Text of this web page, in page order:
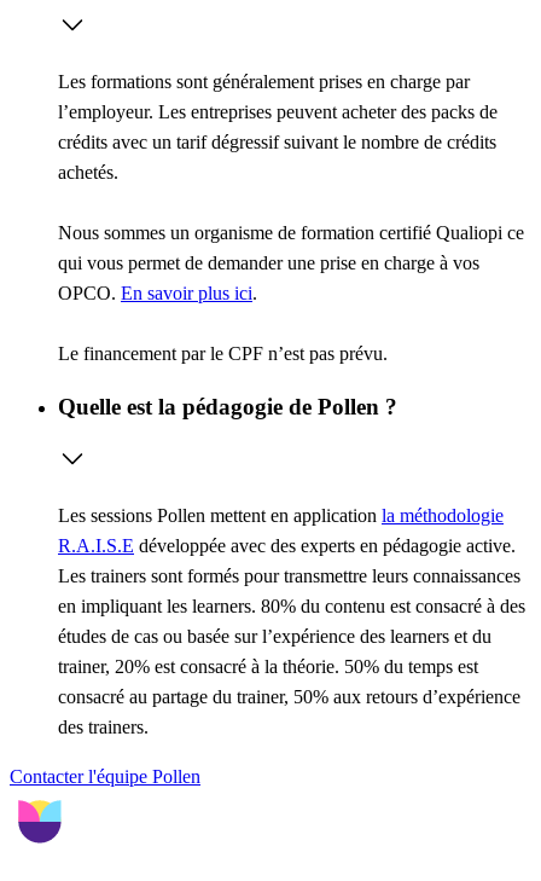
Les formations sont généralement prises en charge par
l’employeur. Les entreprises peuvent acheter des packs de
crédits avec un tarif dégressif suivant le nombre de crédits
achetés.
Nous sommes un organisme de formation certifié Qualiopi ce
qui vous permet de demander une prise en charge à vos
OPCO. En savoir plus ici.
Le financement par le CPF n’est pas prévu.
Quelle est la pédagogie de Pollen ?
Les sessions Pollen mettent en application la méthodologie
R.A.I.S.E développée avec des experts en pédagogie active.
Les trainers sont formés pour transmettre leurs connaissances
en impliquant les learners. 80% du contenu est consacré à des
études de cas ou basée sur l’expérience des learners et du
trainer, 20% est consacré à la théorie. 50% du temps est
consacré au partage du trainer, 50% aux retours d’expérience
des trainers.
Contacter l'équipe Pollen